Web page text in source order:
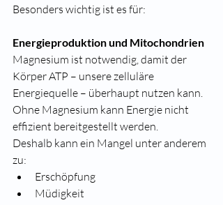
Besonders wichtig ist es für:
Energieproduktion und Mitochondrien
Magnesium ist notwendig, damit der
Körper ATP – unsere zelluläre
Energiequelle – überhaupt nutzen kann.
Ohne Magnesium kann Energie nicht
effizient bereitgestellt werden.
Deshalb kann ein Mangel unter anderem
zu:
Erschöpfung
Müdigkeit